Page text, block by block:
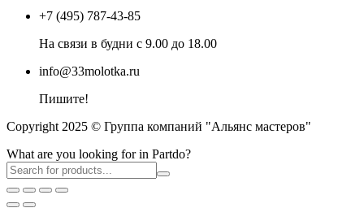
+7 (495) 787-43-85
На связи в будни с 9.00 до 18.00
info@33molotka.ru
Пишите!
Copyright 2025 © Группа компаний "Альянс мастеров"
What are you looking for in Partdo?